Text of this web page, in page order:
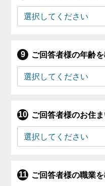
ご回答者様の年齢を
ご回答者様のお住
ご回答者様の職業を